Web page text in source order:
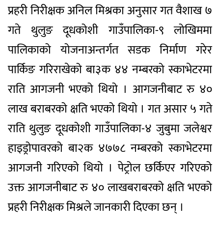
प्रहरी निरीक्षक अनिल मिश्रका अनुसार गत वैशाख ७
गते थुलुङ दूधकोशी गाउँपालिका-९ लोखिममा
पालिकाको योजनाअन्तर्गत सडक निर्माण गरेर
पार्किङ गरिराखेको बा३क ४४ नम्बरको स्काभेटरमा
राति आगजनी भएको थियो । आगजनीबाट रु ४०
लाख बराबरको क्षति भएको थियो । गत असार ५ गते
राति थुलुङ दूधकोशी गाउँपालिका-४ जुबुमा जलेश्वर
हाइड्रोपावरको बा२क ४७७८ नम्बरको स्काभेटरमा
आगजनी गरिएको थियो । पेट्रोल छर्किएर गरिएको
उक्त आगजनीबाट रु ४० लाखबराबरको क्षति भएको
प्रहरी निरीक्षक मिश्रले जानकारी दिएका छन् ।